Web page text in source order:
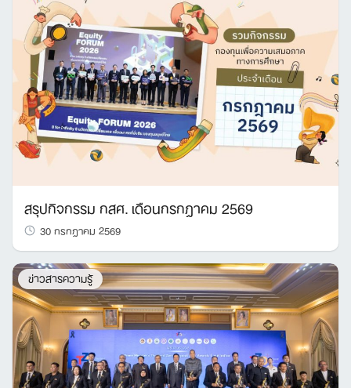
สรุปกิจกรรม กสศ. เดือนกรกฎาคม 2569
30 กรกฎาคม 2569
ข่าวสารความรู้